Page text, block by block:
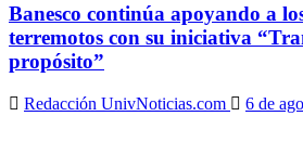
Banesco continúa apoyando a
terremotos con su iniciativa
propósito”
Redacción UnivNoticias.com 6 de